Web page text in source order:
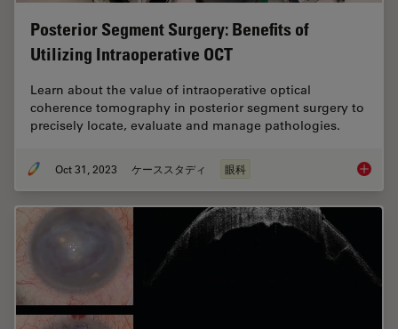
Posterior Segment Surgery: Benefits of
Utilizing Intraoperative OCT
Learn about the value of intraoperative optical
coherence tomography in posterior segment surgery to
precisely locate, evaluate and manage pathologies.
Oct 31, 2023 ケーススタディ 眼科